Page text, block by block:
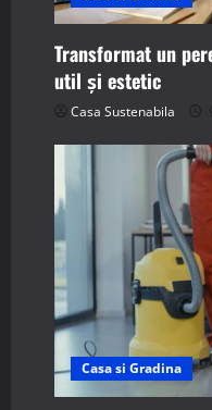
Transformat un
util și estetic
Casa Sustenabila
Casa si Gradina